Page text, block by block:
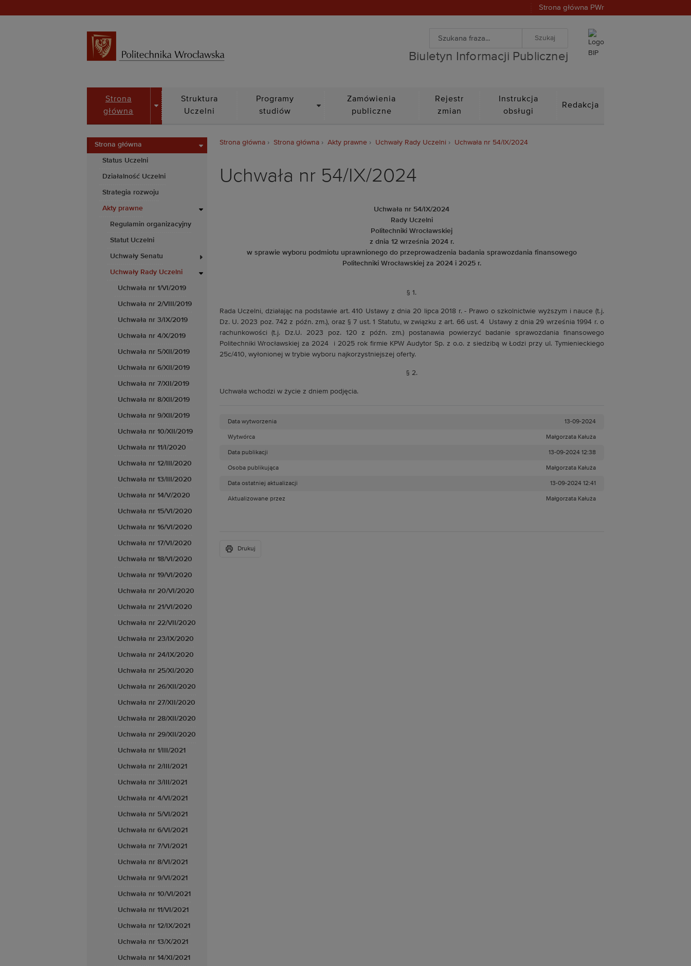
Strona główna PWr
Biuletyn Informacji Publicznej
Wyszukiwarka
Wyszukiwanie zaawansowane
Biuletyn Informacji Publicznej
Strona
główna
DROPDOWN
Struktura
Uczelni
Programy
studiów
Zamówienia
publiczne
Rejestr
zmian
Instrukcja
obsługi
Redakcja
Strona główna
Status Uczelni
Działalność Uczelni
Strategia rozwoju
Akty prawne
Regulamin organizacyjny
Statut Uczelni
Uchwały Senatu
Uchwały Rady Uczelni
Uchwała nr 1/VI/2019
Uchwała nr 2/VIII/2019
Uchwała nr 3/IX/2019
Uchwała nr 4/X/2019
Uchwała nr 5/XII/2019
Uchwała nr 6/XII/2019
Uchwała nr 7/XII/2019
Uchwała nr 8/XII/2019
Uchwała nr 9/XII/2019
Uchwała nr 10/XII/2019
Uchwała nr 11/I/2020
Uchwała nr 12/III/2020
Uchwała nr 13/III/2020
Uchwała nr 14/V/2020
Uchwała nr 15/VI/2020
Uchwała nr 16/VI/2020
Uchwała nr 17/VI/2020
Uchwała nr 18/VI/2020
Uchwała nr 19/VI/2020
Uchwała nr 20/VI/2020
Uchwała nr 21/VI/2020
Uchwała nr 22/VII/2020
Uchwała nr 23/IX/2020
Uchwała nr 24/IX/2020
Uchwała nr 25/XI/2020
Uchwała nr 26/XII/2020
Uchwała nr 27/XII/2020
Uchwała nr 28/XII/2020
Uchwała nr 29/XII/2020
Uchwała nr 1/III/2021
Uchwała nr 2/III/2021
Uchwała nr 3/III/2021
Uchwała nr 4/VI/2021
Uchwała nr 5/VI/2021
Uchwała nr 6/VI/2021
Uchwała nr 7/VI/2021
Uchwała nr 8/VI/2021
Uchwała nr 9/VI/2021
Uchwała nr 10/VI/2021
Uchwała nr 11/VI/2021
Uchwała nr 12/IX/2021
Uchwała nr 13/X/2021
Uchwała nr 14/XI/2021
Strona główna Strona główna Akty prawne Uchwały Rady Uczelni Uchwała nr 54/IX/2024
Uchwała nr 54/IX/2024
Uchwała nr 54/IX/2024
Rady Uczelni
Politechniki Wrocławskiej
z dnia 12 września 2024 r.
w sprawie wyboru podmiotu uprawnionego do przeprowadzenia badania sprawozdania finansowego
Politechniki Wrocławskiej za 2024 i 2025 r.
§ 1.
Rada Uczelni, działając na podstawie art. 410 Ustawy z dnia 20 lipca 2018 r. - Prawo o szkolnictwie wyższym i nauce (t.j.
Dz. U. 2023 poz. 742 z późn. zm.), oraz § 7 ust. 1 Statutu, w związku z art. 66 ust. 4 Ustawy z dnia 29 września 1994 r. o
rachunkowości (t.j. Dz.U. 2023 poz. 120 z późn. zm.) postanawia powierzyć badanie sprawozdania finansowego
Politechniki Wrocławskiej za 2024 i 2025 rok firmie KPW Audytor Sp. z o.o. z siedzibą w Łodzi przy ul. Tymienieckiego
25c/410, wyłonionej w trybie wyboru najkorzystniejszej oferty.
§ 2.
Uchwała wchodzi w życie z dniem podjęcia.
Data wytworzenia 13-09-2024
Wytwórca Małgorzata Kałuża
Data publikacji 13-09-2024 12:38
Osoba publikująca Małgorzata Kałuża
Data ostatniej aktualizacji 13-09-2024 12:41
Aktualizowane przez Małgorzata Kałuża
Drukuj